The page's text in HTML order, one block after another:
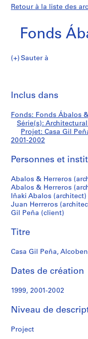
Retour à la liste des
Fonds
Sauter à
d
s
Á
a
o
&
H
e
r
e
o
s
S
r
e
Gil
Peña,
Spain
(2002)
Inclus dans
Fonds: Fonds Ábalos
Série(s):
Projet: Casa Gil
2001-2002
Personnes et
Abalos & Herreros
Abalos & Herreros
Iñaki Abalos (architect)
Juan Herreros
Gil Peña (client)
Titre
Casa Gil Peña,
Dates de création
1999, 2001-2002
Niveau de
Project